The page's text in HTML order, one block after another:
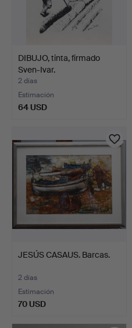
DIBUJO, tinta, firmado
Sven-Ivar.
2 días
Estimación
64 USD
JESÚS CASAUS. Barcas.
2 días
Estimación
70 USD